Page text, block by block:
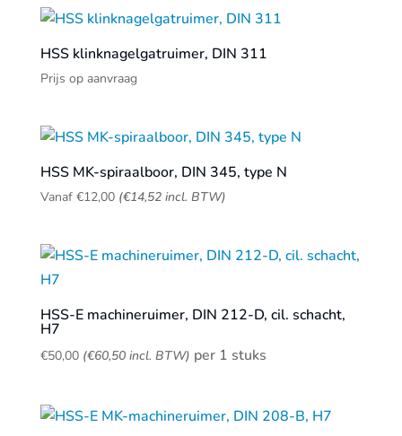
HSS klinknagelgatruimer, DIN 311
Prijs op aanvraag
HSS MK-spiraalboor, DIN 345, type N
Vanaf €12,00 (€14,52incl. BTW)
HSS-E machineruimer, DIN 212-D, cil. schacht,
H7
€50,00 (€60,50incl. BTW) per 1 stuks